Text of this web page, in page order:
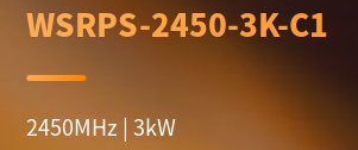
WSRPS-2450-3K-C1
2450MHz | 3kW